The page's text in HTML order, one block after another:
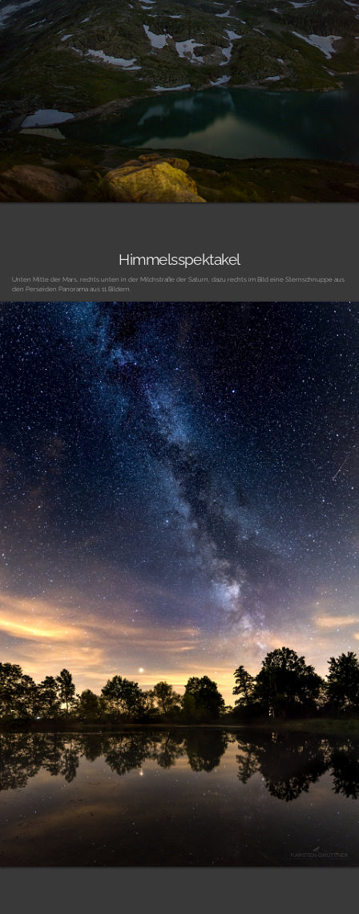
Himmelsspektakel
Unten Mitte der Mars, rechts unten in der Milchstraße der Saturn, dazu rechts im Bild eine Sternschnuppe aus
den Perseiden Panorama aus 11 Bildern.